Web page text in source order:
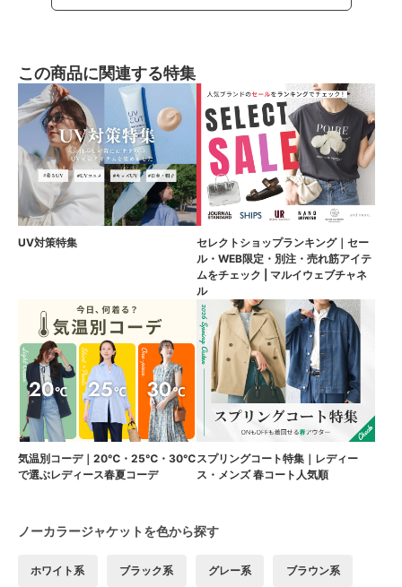
この商品に関連する特集
UV対策特集
セレクトショップランキング｜セー
ル・WEB限定・別注・売れ筋アイテ
ムをチェック | マルイウェブチャネ
ル
気温別コーデ｜20℃・25℃・30℃
で選ぶレディース春夏コーデ
スプリングコート特集｜レディー
ス・メンズ 春コート人気順
ノーカラージャケットを色から探す
ホワイト系 ブラック系 グレー系 ブラウン系